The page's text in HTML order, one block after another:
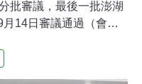
批審議，最後一批澎湖
14日審議通過（會議
縣市特色、會議上的爭